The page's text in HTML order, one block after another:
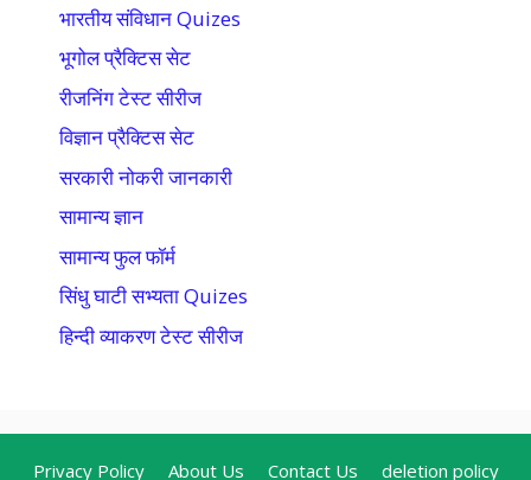
भारतीय संविधान Quizes
भूगोल प्रैक्टिस सेट
रीजनिंग टेस्ट सीरीज
विज्ञान प्रैक्टिस सेट
सरकारी नोकरी जानकारी
सामान्य ज्ञान
सामान्य फुल फॉर्म
सिंधु घाटी सभ्यता Quizes
हिन्दी व्याकरण टेस्ट सीरीज
Privacy Policy About Us Contact Us deletion policy